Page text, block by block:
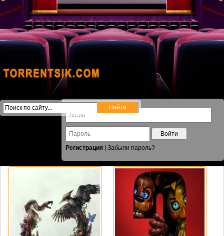
Войти
Регистрация
Забыли пароль?